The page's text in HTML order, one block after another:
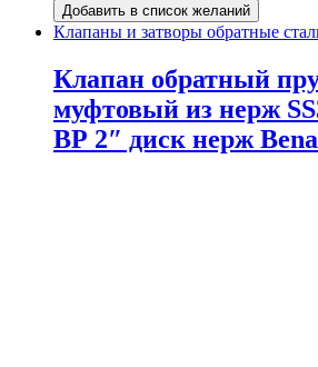
Добавить в список желаний
Клапаны и затворы обратные
Клапан обратный
муфтовый из нерж
ВР 2″ диск нерж